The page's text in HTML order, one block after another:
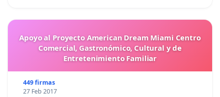
Apoyo al Proyecto American Dream Miami Centro
Comercial, Gastronómico, Cultural y de
Entretenimiento Familiar
449 firmas
27 Feb 2017